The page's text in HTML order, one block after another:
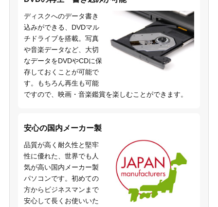
ディスクへのデータ書き
込みができる、DVDマル
チドライブを搭載。写真
や音楽データなど、大切
なデータをDVDやCDに保
存しておくことが可能で
す。もちろん再生も可能
ですので、映画・音楽鑑賞を楽しむことができます。
安心の国内メーカー製
品質が高く耐久性と堅牢
性に優れた、世界でも人
気が高い国内メーカー製
パソコンです。初めての
方からビジネスマンまで
安心して長くお使いいた